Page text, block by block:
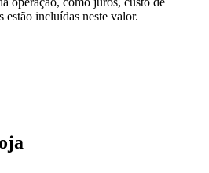
estão incluídas neste valor.